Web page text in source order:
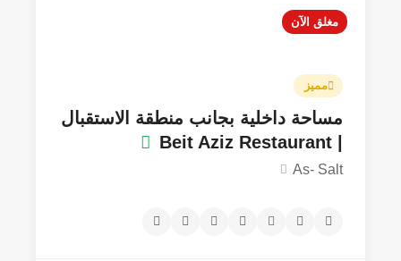
مغلق الآن
مميز
مساحة داخلية بجانب منطقة الاستقبال
As- Salt